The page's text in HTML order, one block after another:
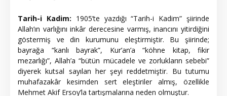
Tarih-i Kadim: 1905’te yazdığı “Tarih-i Kadim” şiirinde
Allah’ın varlığını inkâr derecesine varmış, inancını yitirdiğini
göstermiş ve din kurumunu eleştirmiştir. Bu şiirinde;
bayrağa “kanlı bayrak”, Kur’an’a “köhne kitap, fikir
mezarlığı”, Allah’a “bütün mücadele ve zorlukların sebebi”
diyerek kutsal sayılan her şeyi reddetmiştir. Bu tutumu
muhafazakâr kesimden sert eleştiriler almış, özellikle
Mehmet Akif Ersoy’la tartışmalarına neden olmuştur.